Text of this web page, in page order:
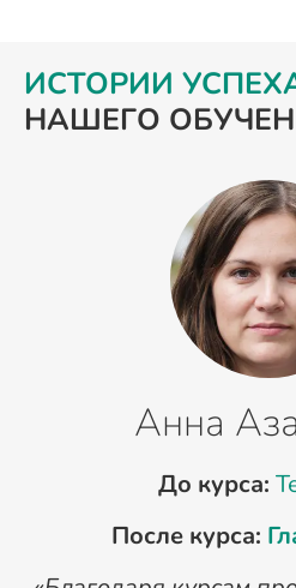
ИСТОРИИ
НАШЕГО
Анна
До курса:
После курса: